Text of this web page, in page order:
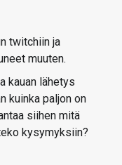
twitchiin ja
muuten.
kauan lähetys
kuinka paljon on
siihen mitä
kysymyksiin?